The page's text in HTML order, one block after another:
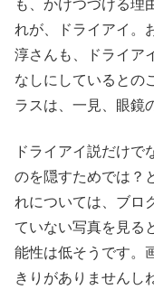
も、かけつづける理
れが、ドライアイ。
淳さんも、ドライア
なしにしているとの
ラスは、一見、眼鏡
ドライアイ説だけで
のを隠すためでは？
れについては、ブロ
ていない写真を見る
能性は低そうです。
きりがありませんし